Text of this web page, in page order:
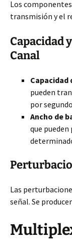
Los
transmisión y el
Capacidad
Canal
Capacidad
pueden
por
Ancho de
que
Las
señal. Se